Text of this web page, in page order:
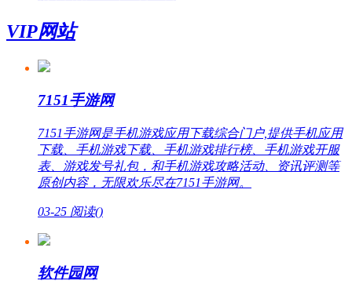
VIP网站
7151手游网
7151手游网是手机游戏应用下载综合门户,提供手机应用
下载、手机游戏下载、手机游戏排行榜、手机游戏开服
表、游戏发号礼包，和手机游戏攻略活动、资讯评测等
原创内容，无限欢乐尽在7151手游网。
03-25 阅读()
软件园网